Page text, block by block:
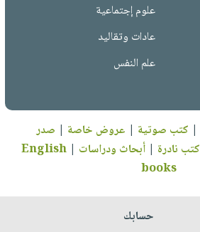
علوم إجتماعية
عادات وتقاليد
علم النفس
| كتب صوتية | عروض خاصة | صدر
كتب نادرة |أبحاث ودراسات |
English
books
حسابك